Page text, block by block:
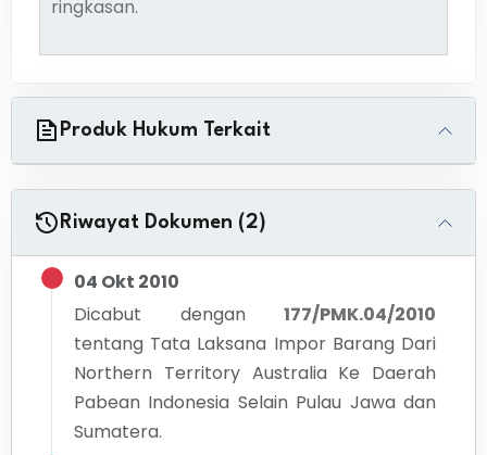
ringkasan.
Produk Hukum Terkait
Riwayat Dokumen (2)
04 Okt 2010
Dicabut dengan
177/PMK.04/2010
tentang Tata Laksana Impor Barang Dari
Northern Territory Australia Ke Daerah
Pabean Indonesia Selain Pulau Jawa dan
Sumatera.